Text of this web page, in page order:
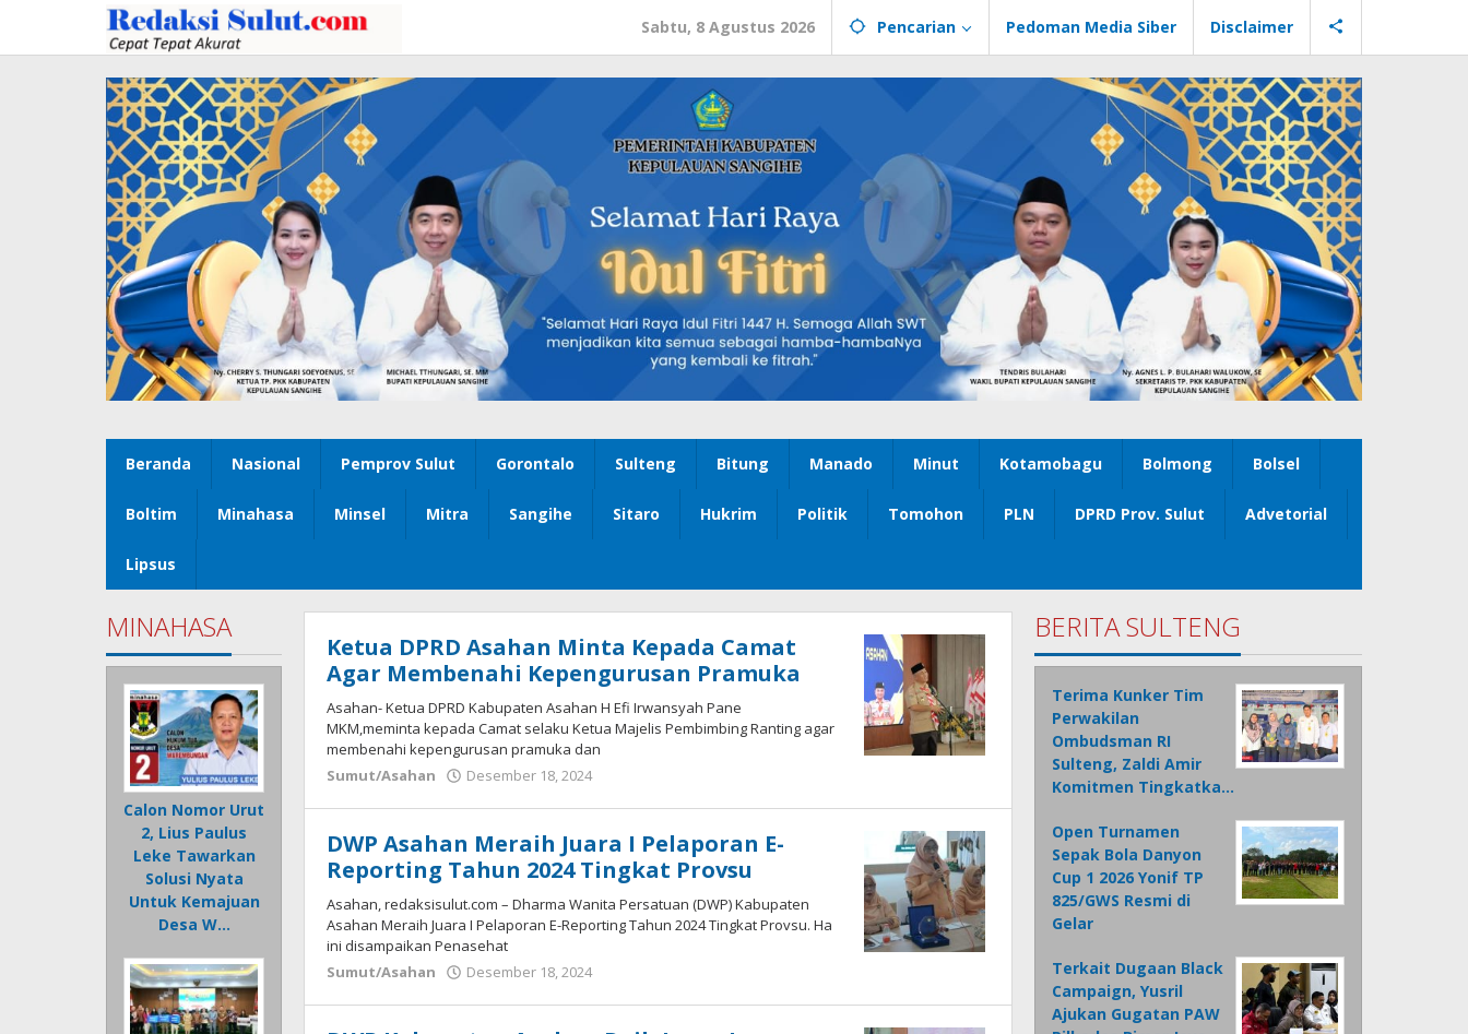
konten
Sabtu, 8 Agustus 2026 Pencarian Pedoman Media Siber Disclaimer
Beranda Nasional Pemprov Sulut Gorontalo Sulteng Bitung Manado Minut Kotamobagu Bolmong Bolsel
Boltim Minahasa Minsel Mitra Sangihe Sitaro Hukrim Politik Tomohon PLN DPRD Prov. Sulut Advetorial
Lipsus
MINAHASA
Calon Nomor Urut
2, Lius Paulus
Leke Tawarkan
Solusi Nyata
Untuk Kemajuan
Desa W…
Ketua DPRD Asahan Minta Kepada Camat
Agar Membenahi Kepengurusan Pramuka
Asahan- Ketua DPRD Kabupaten Asahan H Efi Irwansyah Pane
MKM,meminta kepada Camat selaku Ketua Majelis Pembimbing Ranting agar
membenahi kepengurusan pramuka dan
Sumut/Asahan
Desember 18, 2024
DWP Asahan Meraih Juara I Pelaporan E-
Reporting Tahun 2024 Tingkat Provsu
Asahan, redaksisulut.com – Dharma Wanita Persatuan (DWP) Kabupaten
Asahan Meraih Juara I Pelaporan E-Reporting Tahun 2024 Tingkat Provsu. Ha
ini disampaikan Penasehat
Sumut/Asahan
Desember 18, 2024
BERITA SULTENG
Terima Kunker Tim
Perwakilan
Ombudsman RI
Sulteng, Zaldi Amir
Komitmen Tingkatka…
Open Turnamen
Sepak Bola Danyon
Cup 1 2026 Yonif TP
825/GWS Resmi di
Gelar
Terkait Dugaan Black
Campaign, Yusril
Ajukan Gugatan PAW